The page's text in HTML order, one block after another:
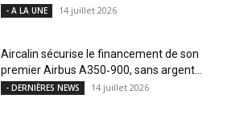
- A LA UNE 14 juillet 2026
Aircalin sécurise le financement de son
premier Airbus A350‑900, sans argent...
- DERNIÈRES NEWS 14 juillet 2026